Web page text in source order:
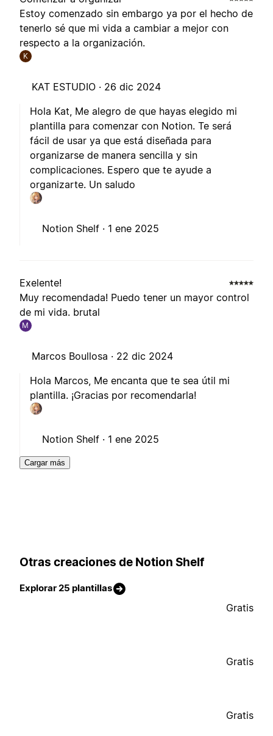
Estoy comenzado sin embargo ya por el hecho de
tenerlo sé que mi vida a cambiar a mejor con
respecto a la organización.
K
KAT ESTUDIO · 26 dic 2024
Hola Kat, Me alegro de que hayas elegido mi
plantilla para comenzar con Notion. Te será
fácil de usar ya que está diseñada para
organizarse de manera sencilla y sin
complicaciones. Espero que te ayude a
organizarte. Un saludo
Notion Shelf · 1 ene 2025
Exelente!
Muy recomendada! Puedo tener un mayor control
de mi vida. brutal
M
Marcos Boullosa · 22 dic 2024
Hola Marcos, Me encanta que te sea útil mi
plantilla. ¡Gracias por recomendarla!
Notion Shelf · 1 ene 2025
Cargar más
Otras creaciones de Notion Shelf
Explorar 25 plantillas
Gratis
Gratis
Gratis